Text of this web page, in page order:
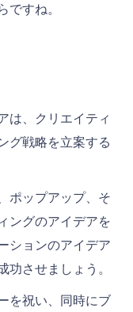
ですね。
は、クリエイティ
グ戦略を立案する
ポップアップ、そ
ングのアイデアを
ションのアイデア
させましょう。
を祝い、同時にブ